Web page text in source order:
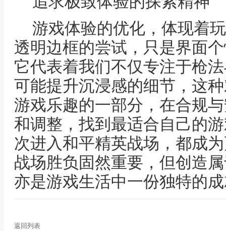
游戏体验的优化，体现着
透明边框的尝试，只是界面
它代表着我们不仅专注于枪
可能提升沉浸感的细节，这
游戏乐趣的一部分，在合规
和调整，找到最适合自己的
次进入和平精英战场，都成
战场胜负固然重要，但创造
亦是游戏生活中一份独特的
返回列表